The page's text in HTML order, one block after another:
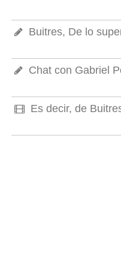
Buitres, De lo
Chat con Gabriel
Es decir, de